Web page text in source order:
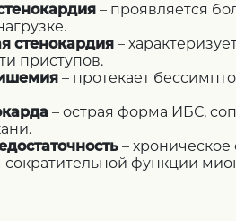
– проявляется
стенокардия –
приступов.
– протекает
– острая форма ИБС,
– хроническое
функции